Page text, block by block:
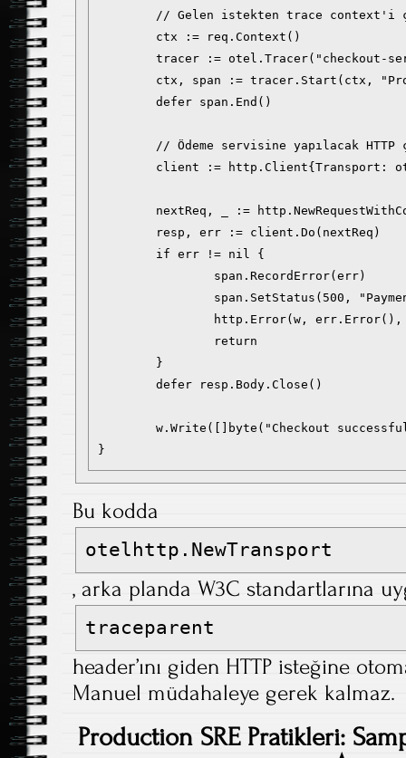
}
Bu kodda
otelhttp.NewTransport
, arka planda W3C standartlarına
traceparent
header’ını giden HTTP isteğine
Manuel müdahaleye gerek kalmaz.
Production SRE Pratikleri: